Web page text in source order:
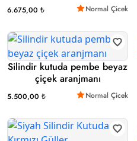
6.675,00 ₺ Normal Çicek
Silindir kutuda pembe beyaz
çiçek aranjmanı
5.500,00 ₺ Normal Çicek